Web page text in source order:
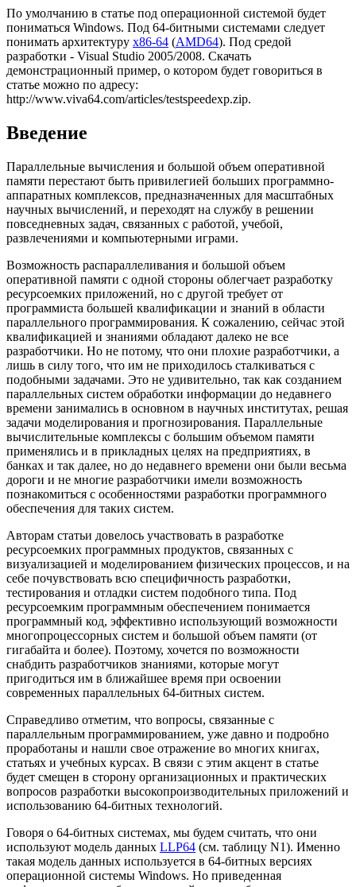
По умолчанию в статье под операционной системой будет
пониматься Windows. Под 64-битными системами следует
понимать архитектуру x86-64 (AMD64). Под средой
разработки - Visual Studio 2005/2008. Скачать
демонстрационный пример, о котором будет говориться в
статье можно по адресу:
http://www.viva64.com/articles/testspeedexp.zip.
Введение
Параллельные вычисления и большой объем оперативной
памяти перестают быть привилегией больших программно-
аппаратных комплексов, предназначенных для масштабных
научных вычислений, и переходят на службу в решении
повседневных задач, связанных с работой, учебой,
развлечениями и компьютерными играми.
Возможность распараллеливания и большой объем
оперативной памяти с одной стороны облегчает разработку
ресурсоемких приложений, но с другой требует от
программиста большей квалификации и знаний в области
параллельного программирования. К сожалению, сейчас этой
квалификацией и знаниями обладают далеко не все
разработчики. Но не потому, что они плохие разработчики, а
лишь в силу того, что им не приходилось сталкиваться с
подобными задачами. Это не удивительно, так как созданием
параллельных систем обработки информации до недавнего
времени занимались в основном в научных институтах, решая
задачи моделирования и прогнозирования. Параллельные
вычислительные комплексы с большим объемом памяти
применялись и в прикладных целях на предприятиях, в
банках и так далее, но до недавнего времени они были весьма
дороги и не многие разработчики имели возможность
познакомиться с особенностями разработки программного
обеспечения для таких систем.
Авторам статьи довелось участвовать в разработке
ресурсоемких программных продуктов, связанных с
визуализацией и моделированием физических процессов, и на
себе почувствовать всю специфичность разработки,
тестирования и отладки систем подобного типа. Под
ресурсоемким программным обеспечением понимается
программный код, эффективно использующий возможности
многопроцессорных систем и большой объем памяти (от
гигабайта и более). Поэтому, хочется по возможности
снабдить разработчиков знаниями, которые могут
пригодиться им в ближайшее время при освоении
современных параллельных 64-битных систем.
Справедливо отметим, что вопросы, связанные с
параллельным программированием, уже давно и подробно
проработаны и нашли свое отражение во многих книгах,
статьях и учебных курсах. В связи с этим акцент в статье
будет смещен в сторону организационных и практических
вопросов разработки высокопроизводительных приложений и
использованию 64-битных технологий.
Говоря о 64-битных системах, мы будем считать, что они
используют модель данных LLP64 (см. таблицу N1). Именно
такая модель данных используется в 64-битных версиях
операционной системы Windows. Но приведенная